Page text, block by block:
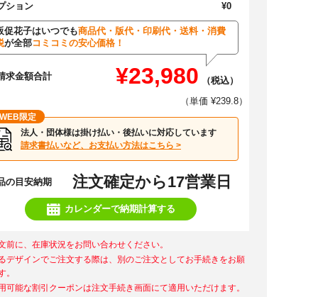
ション
¥0
促花子はいつでも商品代・版代・印刷代・送料・消費
が全部コミコミの安心価格！
求金額合計 ¥23,980
（税込）
（単価 ¥239.8）
WEB限定
法人・団体様は掛け払い・後払いに対応しています
請求書払いなど、お支払い方法はこちら >
の目安納期 注文確定から17営業日
カレンダーで納期計算する
前に、在庫状況をお問い合わせください。
デザインでご注文する際は、別のご注文としてお手続きをお願
。
可能な割引クーポンは注文手続き画面にて適用いただけます。